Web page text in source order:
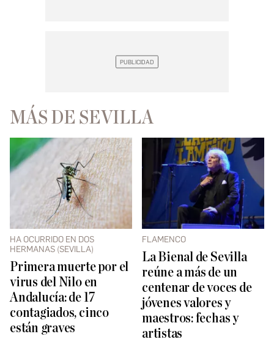
MÁS DE SEVILLA
HA OCURRIDO EN DOS
HERMANAS (SEVILLA)
Primera muerte por el
virus del Nilo en
Andalucía: de 17
contagiados, cinco
están graves
FLAMENCO
La Bienal de Sevilla
reúne a más de un
centenar de voces de
jóvenes valores y
maestros: fechas y
artistas